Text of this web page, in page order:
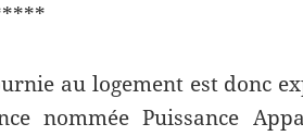
au logement est donc
nommée Puissance